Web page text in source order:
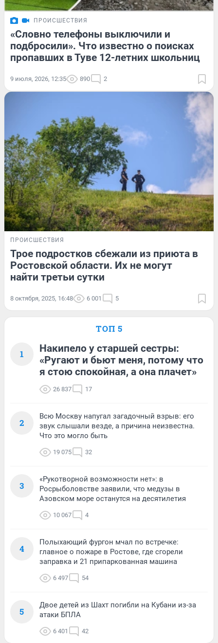
ПРОИСШЕСТВИЯ
«Словно телефоны выключили и
подбросили». Что известно о поисках
пропавших в Туве 12-летних школьниц
9 июля, 2026, 12:35 890 2
ПРОИСШЕСТВИЯ
Трое подростков сбежали из приюта в
Ростовской области. Их не могут
найти третьи сутки
8 октября, 2025, 16:48 6 001 5
ТОП 5
1
Накипело у старшей сестры:
«Ругают и бьют меня, потому что
я стою спокойная, а она плачет»
26 837 17
2
Всю Москву напугал загадочный взрыв: его
звук слышали везде, а причина неизвестна.
Что это могло быть
19 075 32
3
«Рукотворной возможности нет»: в
Росрыболовстве заявили, что медузы в
Азовском море останутся на десятилетия
10 067 4
4
Полыхающий фургон мчал по встречке:
главное о пожаре в Ростове, где сгорели
заправка и 21 припаркованная машина
6 497 54
5
Двое детей из Шахт погибли на Кубани из-за
атаки БПЛА
6 401 42